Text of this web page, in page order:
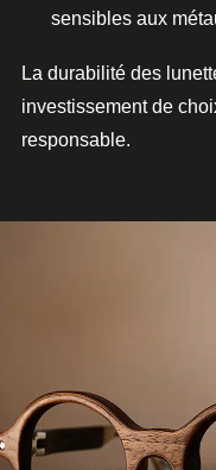
sensibles aux
La durabilité des
investissement de
responsable.